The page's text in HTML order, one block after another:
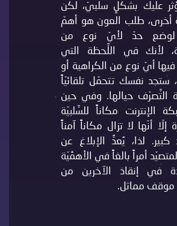
عليك بشكلٍ سلبيّ، لكن
طلب العون هو أهمّ
حدّ لأيّ نوع من
لأنك في اللَّحظة التي
أيّ نوع من الكراهية أو
ستجد نفسك تتحمّل تلقائيّاً
التَّصرّف حيالها. وفي حين
الإنترنت مكاناً للسَّلبيّة
إلّا أنّها لا تزال مكاناً آمناً
لذا، يُعدُّ الإبلاغ عن
أمراً بالغاً في الأهمِّيّة
في إنقاذ الآخرين من
موقف مماثل.